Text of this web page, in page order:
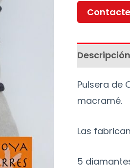
Descripción
Pulsera de
macramé.
Las
5